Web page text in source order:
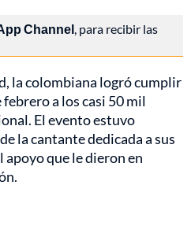
Channel, para recibir las
la colombiana logró cumplir
a los casi 50 mil
El evento estuvo
la cantante dedicada a sus
que le dieron en